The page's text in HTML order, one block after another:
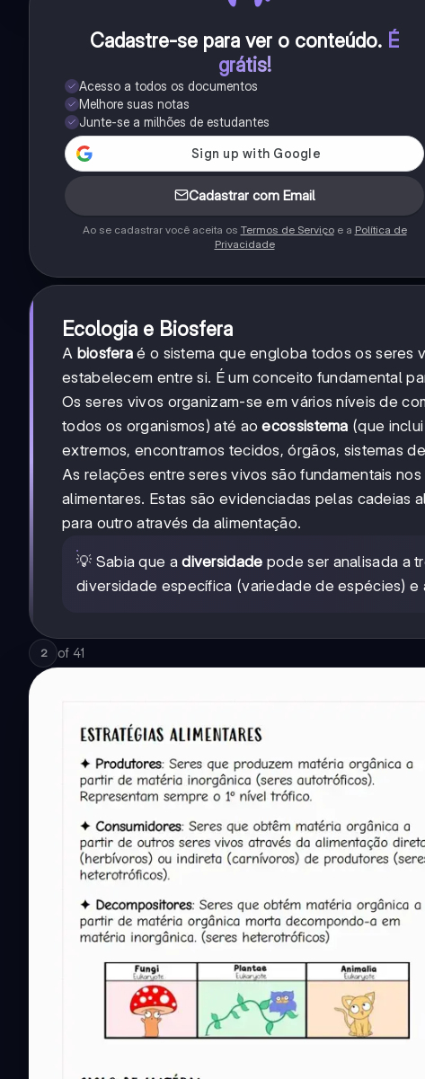
Cadastre-se para ver o conteúdo. É
grátis!
Acesso a todos os documentos
Melhore suas notas
Junte-se a milhões de estudantes
Cadastrar com Email
Ao se cadastrar você aceita os Termos de Serviçoe a Política de
Privacidade
Ecologia e Biosfera
A biosfera é o sistema que engloba todos os seres
estabelecem entre si. É um conceito fundamental
Os seres vivos organizam-se em vários níveis de
todos os organismos) até aoecossistema (que
extremos, encontramos tecidos, órgãos, sistemas
As relações entre seres vivos são fundamentais
alimentares. Estas são evidenciadas pelas cadeias
para outro através da alimentação.
💡 Sabia que adiversidade pode ser analisada a
diversidade específica (variedade de espécies)
2 of 41